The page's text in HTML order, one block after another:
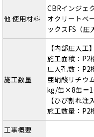
他 使用材料
CBRインジェ
オクリートベ
ックスFS（圧
施工数量
【内部圧入工】
施工面積：
圧入孔数：
亜硝酸リチウ
kg/缶×8缶＝
【ひび割れ注
施工数量：
工事概要